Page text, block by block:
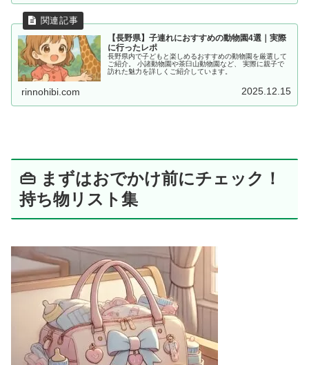
【長野県】子連れにおすすめの動物園4選｜実際
に行ったレポ
長野県内で子どもと楽しめるおすすめの動物園を厳選して
ご紹介。 小諸動物園や茶臼山動物園など、 実際に親子で
訪れた魅力を詳しくご紹介しています。
rinnohibi.com 2025.12.15
👜 まずはおでかけ前にチェック！
持ち物リスト集